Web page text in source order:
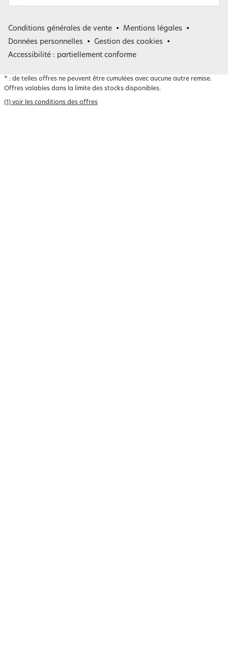
Belgique
Conditions générales de vente
Mentions légales
Données personnelles
Gestion des cookies
Accessibilité : partiellement conforme
* : de telles offres ne peuvent être cumulées avec aucune autre remise.
Offres valables dans la limite des stocks disponibles.
(1) voir les conditions des offres